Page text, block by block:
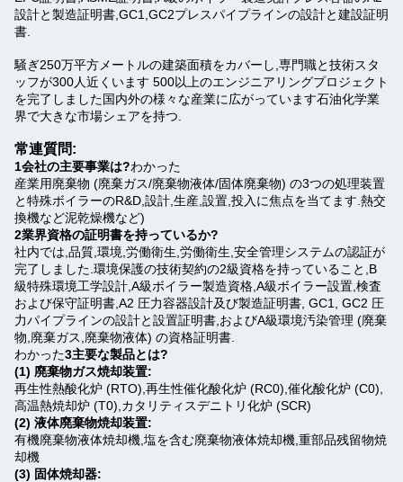
設計と製造証明書,GC1,GC2プレスパイプラインの設計と建設証明
書.
騒ぎ250万平方メートルの建築面積をカバーし,専門職と技術スタ
ッフが300人近くいます 500以上のエンジニアリングプロジェクト
を完了しました国内外の様々な産業に広がっています石油化学業
界で大きな市場シェアを持つ.
常連質問:
1会社の主要事業は?わかった
産業用廃棄物 (廃棄ガス/廃棄物液体/固体廃棄物) の3つの処理装置
と特殊ボイラーのR&D,設計,生産,設置,投入に焦点を当てます.熱交
換機など泥乾燥機など)
2業界資格の証明書を持っているか?
社内では,品質,環境,労働衛生,労働衛生,安全管理システムの認証が
完了しました.環境保護の技術契約の2級資格を持っていること,B
級特殊環境工学設計,A級ボイラー製造資格,A級ボイラー設置,検査
および保守証明書,A2 圧力容器設計及び製造証明書, GC1, GC2 圧
力パイプラインの設計と設置証明書,およびA級環境汚染管理 (廃棄
物,廃棄ガス,廃棄物液体) の資格証明書.
わかった3主要な製品とは?
(1) 廃棄物ガス焼却装置:
再生性熱酸化炉 (RTO),再生性催化酸化炉 (RC0),催化酸化炉 (C0),
高温熱焼却炉 (T0),カタリティスデニトリ化炉 (SCR)
(2) 液体廃棄物焼却装置:
有機廃棄物液体焼却機,塩を含む廃棄物液体焼却機,重部品残留物焼
却機
(3) 固体焼却器: